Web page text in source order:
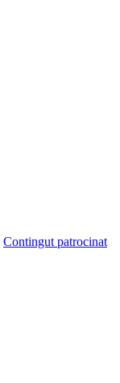
Contingut patrocinat